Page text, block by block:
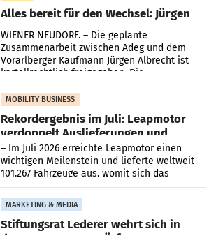
Alles bereit für den Wechsel: Jürgen
Albrecht setzt ab 1.1.2027 auf Adeg
WIENER NEUDORF. – Die geplante
Zusammenarbeit zwischen Adeg und dem
Vorarlberger Kaufmann Jürgen Albrecht ist
kartellrechtlich freigegeben: Die
Bundeswettbewerbsbehörde und der
Bundeskartellanwalt
MOBILITY BUSINESS
Rekordergebnis im Juli: Leapmotor
verdoppelt Auslieferungen und
überschreitet die 100.000er-Marke
– Im Juli 2026 erreichte Leapmotor einen
wichtigen Meilenstein und lieferte weltweit
101.267 Fahrzeuge aus, womit sich das
Ergebnis gegenüber Juli 2025 mehr als
verdoppelte (+102
MARKETING & MEDIA
Stiftungsrat Lederer wehrt sich in